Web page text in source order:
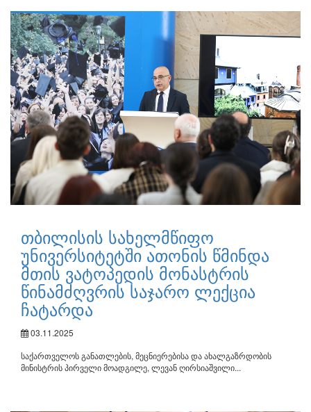
თბილისის სახელმწიფო
უნივერსიტეტში ათონის წმინდა
მთის ვატოპედის მონასტრის
წინამძღვრის საჯარო ლექცია
ჩატარდა
03.11.2025
საქართველოს განათლების, მეცნიერებისა და ახალგაზრდობის
მინისტრის პირველი მოადგილე, ლევან ღირსიაშვილი...